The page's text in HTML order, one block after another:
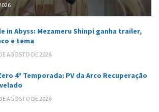
in Abyss: Mezameru Shinpi ganha trailer,
e tema
AGOSTO DE 2026
4ª Temporada: PV da Arco Recuperação
AGOSTO DE 2026